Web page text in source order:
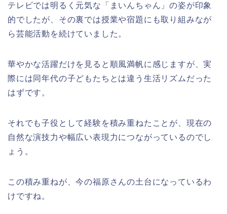
テレビでは明るく元気な「まいんちゃん」の姿が印象
的でしたが、その裏では授業や宿題にも取り組みなが
ら芸能活動を続けていました。
華やかな活躍だけを見ると順風満帆に感じますが、実
際には同年代の子どもたちとは違う生活リズムだった
はずです。
それでも子役として経験を積み重ねたことが、現在の
自然な演技力や幅広い表現力につながっているのでし
ょう。
この積み重ねが、今の福原さんの土台になっているわ
けですね。